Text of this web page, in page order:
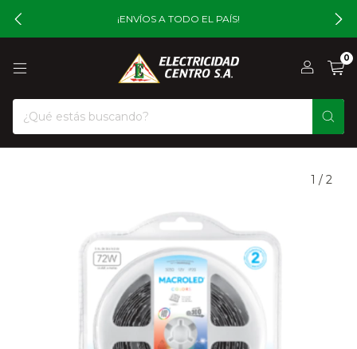
¡ENVÍOS A TODO EL PAÍS!
0
1 / 2